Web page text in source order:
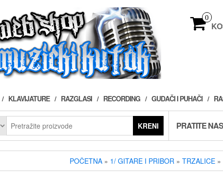
0
KLAVIJATURE RAZGLASI RECORDING GUDAČI I PUHAČI
KRENI PRATITE NAS
POČETNA » 1/ GITARE I PRIBOR » TRZALICE »